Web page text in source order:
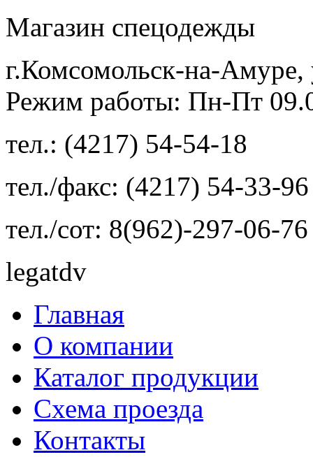
Магазин спецодежды
г.Комсомольск-на-
Режим работы: Пн-Пт
тел.: (4217) 54-54-18
тел./факс: (4217) 54-33-96
тел./сот: 8(962)-297-06-76
legatdv
Главная
О компании
Каталог продукции
Схема проезда
Контакты